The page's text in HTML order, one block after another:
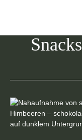
Snacks
Schwedische
Chokladbollar
mit